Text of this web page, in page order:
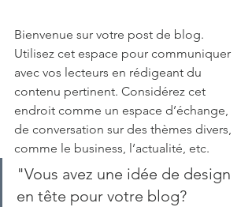
Bienvenue sur votre post de blog.
Utilisez cet espace pour communiquer
avec vos lecteurs en rédigeant du
contenu pertinent. Considérez cet
endroit comme un espace d’échange,
de conversation sur des thèmes divers,
comme le business, l’actualité, etc.
"Vous avez une idée de design
en tête pour votre blog?